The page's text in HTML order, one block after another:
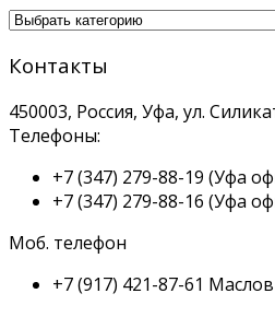
Контакты
450003, Россия, Уфа, ул.
Телефоны:
+7 (347) 279-88-19 (Уфа
+7 (347) 279-88-16 (Уфа
Моб. телефон
+7 (917) 421-87-61